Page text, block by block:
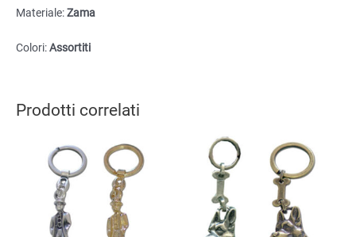
Materiale:Zama
Colori:Assortiti
Prodotti correlati